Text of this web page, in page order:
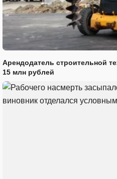
Арендодатель строительной
15 млн рублей